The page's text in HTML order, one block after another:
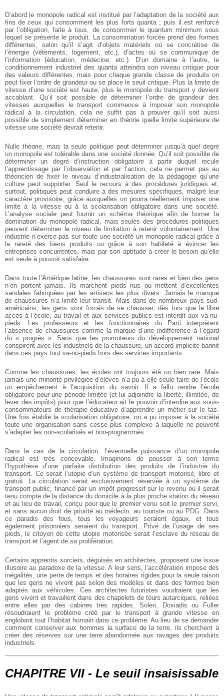
D’abord le monopole radical est institué par l’adaptation de la société aux
fins de ceux qui consomment les plus forts quanta ; puis il est renforcé
par l’obligation, faite à tous, de consommer le quantum minimum sous
lequel se présente le produit. La consommation forcée prend des formes
différentes, selon qu’il s’agit d’objets matériels où se concrétise de
l’énergie (vêtements, logement, etc.), d’actes où se communique de
l’information (éducation, médecine, etc.). D’un domaine à l’autre, le
conditionnement industriel des quanta atteindra son niveau critique pour
des valeurs différentes, mais pour chaque grande classe de produits on
peut fixer l’ordre de grandeur ou se place le seuil critique. Plus la limite de
vitesse d’une société est haute, plus le monopole du transport y devient
accablant. Qu’il soit possible de déterminer l’ordre de grandeur des
vitesses auxquelles le transport commence à imposer son monopole
radical à la circulation, cela ne suffit pas à prouver qu’il soit aussi
possible de simplement déterminer en théorie quelle limite supérieure de
vitesse une société devrait retenir.
Nulle théorie, mais la seule politique peut déterminer jusqu’à quel degré
un monopole est tolérable dans une société donnée. Qu’il soit possible de
déterminer un degré d’instruction obligatoire à partir duquel recule
l’apprentissage par l’observation et par l’action, cela ne permet pas au
théoricien de fixer le niveau d’industrialisation de la pédagogie qu’une
culture peut supporter. Seul le recours à des procédures juridiques et,
surtout, politiques peut conduire à des mesures spécifiques, malgré leur
caractère provisoire, grâce auxquelles on pourra réellement imposer une
limite à la vitesse ou à la scolarisation obligatoire dans une société.
L’analyse sociale peut fournir un schéma théorique afin de borner la
domination du monopole radical, mais seules des procédures politiques
peuvent déterminer le niveau de limitation à retenir volontairement. Une
industrie n’exerce pas sur toute une société un monopole radical grâce à
la rareté des biens produits ou grâce à son habileté à évincer les
entreprises concurrentes, mais par son aptitude à créer le besoin qu’elle
est seule à pouvoir satisfaire.
Dans toute l’Amérique latine, les chaussures sont rares et bien des gens
n’en portent jamais. Ils marchent pieds nus ou mettent d’excellentes
sandales fabriquées par les artisans les plus divers. Jamais le manque
de chaussures n’a limité leur transit. Mais dans de nombreux pays sud-
américains, les gens sont forcés de se chausser, dès lors que le libre
accès à l’école, au travail et aux services publics est interdit aux va-nu-
pieds. Les professeurs et les fonctionnaires du Parti interprètent
l’absence de chaussures comme la marque d’une indifférence à l’égard
du « progrès ». Sans que les promoteurs du développement national
conspirent avec les industriels de la chaussure, un accord implicite bannit
dans ces pays tout va-nu-pieds hors des services importants.
Comme les chaussures, les écoles ont toujours été un bien rare. Mais
jamais une minorité privilégiée d’élèves n’a pu à elle seule faire de l’école
un empêchement à l’acquisition du savoir. Il a fallu rendre l’école
obligatoire pour une période limitée (et lui adjoindre la liberté, illimitée, de
lever des impôts) pour que l’éducateur ait le pouvoir d’interdire aux sous-
consommateurs de thérapie éducative d’apprendre un métier sur le tas.
Une fois établie la scolarisation obligatoire, on a pu imposer à la société
toute une organisation sans cesse plus complexe à laquelle ne peuvent
s’adapter les non-scolarisés et non-programmés.
Dans le cas de la circulation, l’éventuelle puissance d’un monopole
radical est très concevable. Imaginons de pousser à son terme
l’hypothèse d’une parfaite distribution des produits de l’industrie du
transport. Ce serait l’utopie d’un système de transport motorisé, libre et
gratuit. La circulation serait exclusivement réservée à un système de
transport public, financé par un impôt progressif sur le revenu où il serait
tenu compte de la distance du domicile à la plus proche station du réseau
et au lieu de travail, conçu pour que le premier venu soit le premier servi,
et sans aucun droit de priorité au médecin, au touriste ou au PDG. Dans
ce paradis des fous, tous les voyageurs seraient égaux, et tous
également prisonniers seraient du transport. Privé de l’usage de ses
pieds, le citoyen de cette utopie motorisée serait l’esclave du réseau de
transport et l’agent de sa prolifération.
Certains apprentis sorciers, déguisés en architectes, proposent une issue
illusoire au paradoxe de la vitesse. A leur sens, l’accélération impose des
inégalités, une perte de temps et des horaires rigides pour la seule raison
que les gens ne vivent pas selon des rnodèles et dans des formes bien
adaptés aux véhicules. Ces architectes futuristes voudraient que les
gens vivent et travaillent dans des chapelets de tours autarciques, reliées
entre elles par des cabines très rapides. Soleri, Doxiadis ou Fuller
résoudraient le problème créé par le transport à grande vitesse en
englobant tout l’habitat humain dans ce problème. Au lieu de se demander
comment conserver aux hommes la surface de la terre, ils cherchent à
créer des réserves sur une terre abandonnée aux ravages des produits
industriels.
CHAPITRE VII - Le seuil insaisissable